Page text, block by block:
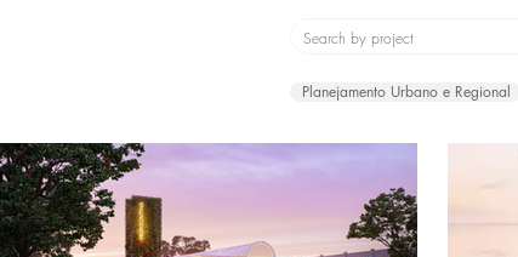
Planejamento Urbano e Regional